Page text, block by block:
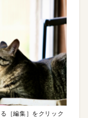
［編集］をクリック